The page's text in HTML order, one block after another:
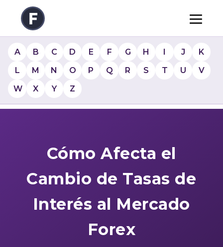
A B C D E F G H I J
K
L
M N O P Q R S T U
V
W
X Y Z
Cómo Afecta el
Cambio de Tasas de
Interés al Mercado
Forex